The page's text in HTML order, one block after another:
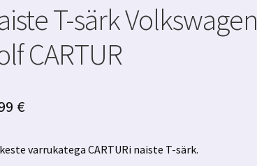
T-särk Volkswagen
CARTUR
€
varrukatega CARTURi naiste T-särk.